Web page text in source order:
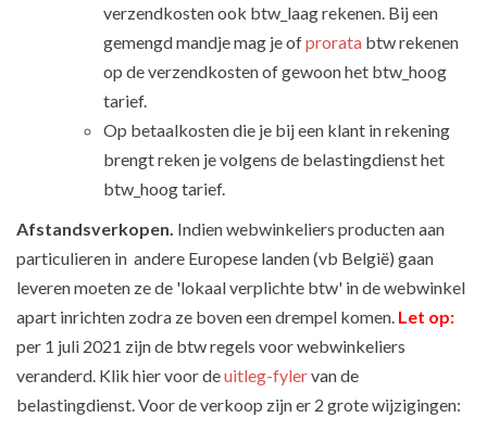
verzendkosten ook btw_laag rekenen. Bij een
gemengd mandje mag je ofprorata btw rekenen
op de verzendkosten of gewoon het btw_hoog
tarief.
Op betaalkosten die je bij een klant in rekening
brengt reken je volgens de belastingdienst het
btw_hoog tarief.
Afstandsverkopen. Indien webwinkeliers producten aan
particulieren in andere Europese landen (vb België) gaan
leveren moeten ze de 'lokaal verplichte btw' in de webwinkel
apart inrichten zodra ze boven een drempel komen. Let op:
per 1 juli 2021 zijn de btw regels voor webwinkeliers
veranderd. Klik hier voor deuitleg-fylervan de
belastingdienst. Voor de verkoop zijn er 2 grote wijzigingen: